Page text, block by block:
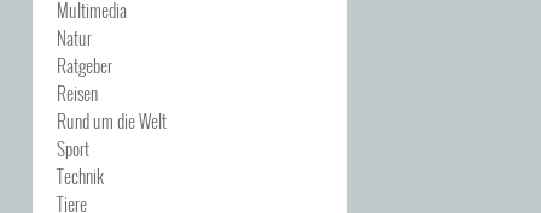
Multimedia
Natur
Ratgeber
Reisen
Rund um die Welt
Sport
Technik
Tiere